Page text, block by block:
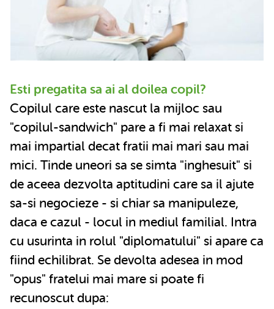
Esti pregatita sa ai al doilea copil?
Copilul care este nascut la mijloc sau
"copilul-sandwich" pare a fi mai relaxat si
mai impartial decat fratii mai mari sau mai
mici. Tinde uneori sa se simta "inghesuit" si
de aceea dezvolta aptitudini care sa il ajute
sa-si negocieze - si chiar sa manipuleze,
daca e cazul - locul in mediul familial. Intra
cu usurinta in rolul "diplomatului" si apare ca
fiind echilibrat. Se devolta adesea in mod
"opus" fratelui mai mare si poate fi
recunoscut dupa: